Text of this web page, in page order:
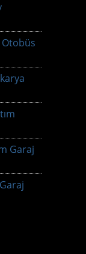
Otobüs
Garaj